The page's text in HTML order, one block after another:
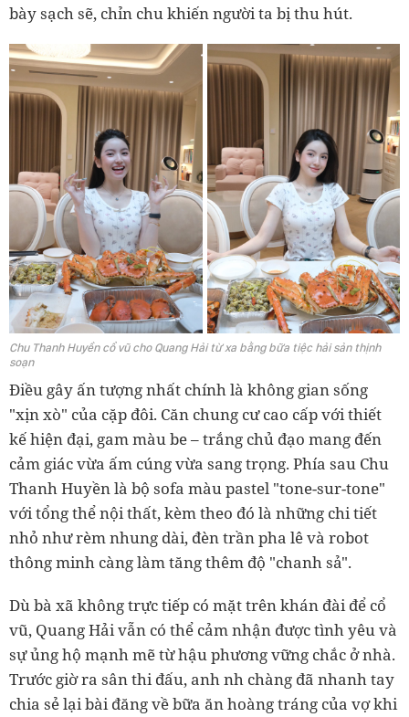
bày sạch sẽ, chỉn chu khiến người ta bị thu hút.
Chu Thanh Huyền cổ vũ cho Quang Hải từ xa bằng bữa tiệc hải sản thịnh
soạn
Điều gây ấn tượng nhất chính là không gian sống
"xịn xò" của cặp đôi. Căn chung cư cao cấp với thiết
kế hiện đại, gam màu be – trắng chủ đạo mang đến
cảm giác vừa ấm cúng vừa sang trọng. Phía sau Chu
Thanh Huyền là bộ sofa màu pastel "tone-sur-tone"
với tổng thể nội thất, kèm theo đó là những chi tiết
nhỏ như rèm nhung dài, đèn trần pha lê và robot
thông minh càng làm tăng thêm độ "chanh sả".
Dù bà xã không trực tiếp có mặt trên khán đài để cổ
vũ, Quang Hải vẫn có thể cảm nhận được tình yêu và
sự ủng hộ mạnh mẽ từ hậu phương vững chắc ở nhà.
Trước giờ ra sân thi đấu, anh nh chàng đã nhanh tay
chia sẻ lại bài đăng về bữa ăn hoàng tráng của vợ khi